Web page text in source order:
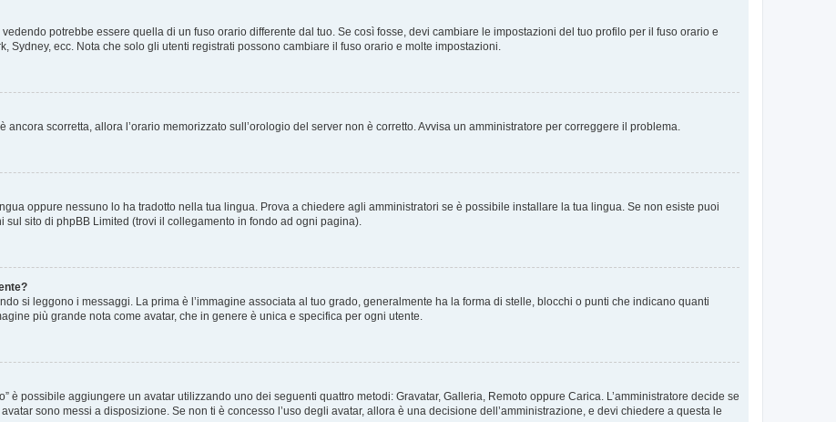
vedendo potrebbe essere quella di un fuso orario differente dal tuo. Se così fosse, devi cambiare le impostazioni del tuo profilo per il fuso orario e
Sydney, ecc. Nota che solo gli utenti registrati possono cambiare il fuso orario e molte impostazioni.
ancora scorretta, allora l’orario memorizzato sull’orologio del server non è corretto. Avvisa un amministratore per correggere il problema.
oppure nessuno lo ha tradotto nella tua lingua. Prova a chiedere agli amministratori se è possibile installare la tua lingua. Se non esiste puoi
sito di phpBB Limited (trovi il collegamento in fondo ad ogni pagina).
si leggono i messaggi. La prima è l’immagine associata al tuo grado, generalmente ha la forma di stelle, blocchi o punti che indicano quanti
più grande nota come avatar, che in genere è unica e specifica per ogni utente.
è possibile aggiungere un avatar utilizzando uno dei seguenti quattro metodi: Gravatar, Galleria, Remoto oppure Carica. L’amministratore decide se
sono messi a disposizione. Se non ti è concesso l’uso degli avatar, allora è una decisione dell’amministrazione, e devi chiedere a questa le